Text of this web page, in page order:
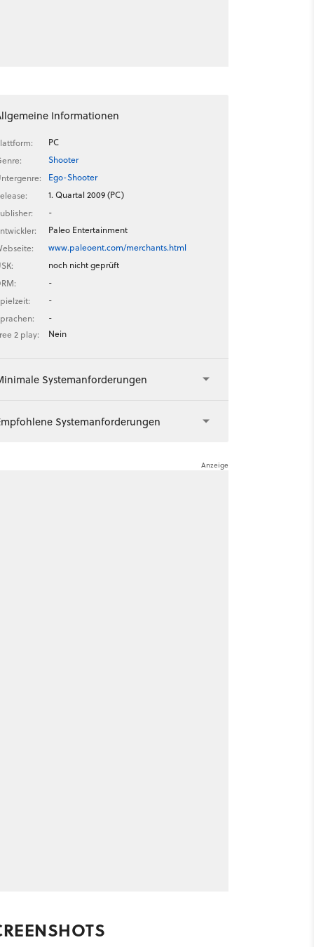
Informationen
PC
Shooter
Ego-Shooter
1. Quartal 2009 (PC)
-
Paleo Entertainment
www.paleoent.com/merchants.html
noch nicht geprüft
-
-
-
2 play:
Nein
Systemanforderungen
Systemanforderungen